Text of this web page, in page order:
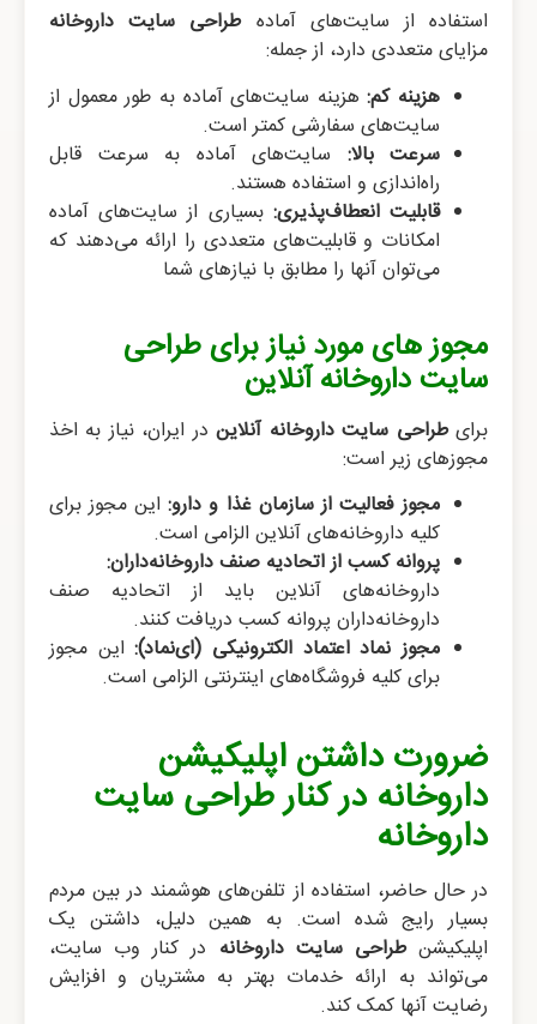
استفاده از سایت‌های آمادهطراحی سایت داروخانه
مزایای متعددی دارد، از جمله:
هزینه کم:هزینه سایت‌های آماده به طور معمول از
سایت‌های سفارشی کمتر است.
سرعت بالا: سایت‌های آماده به سرعت قابل
راه‌اندازی و استفاده هستند.
قابلیت انعطاف‌پذیری: بسیاری از سایت‌های آماده
امکانات و قابلیت‌های متعددی را ارائه می‌دهند که
می‌توان آنها را مطابق با نیازهای شما
مجوز های مورد نیاز برای طراحی
سایت داروخانه آنلاین
برایطراحی سایت داروخانه آنلایندر ایران، نیاز به اخذ
مجوزهای زیر است:
مجوز فعالیت از سازمان غذا و دارو:این مجوز برای
کلیه داروخانه‌های آنلاین الزامی است.
پروانه کسب از اتحادیه صنف داروخانه‌داران:
داروخانه‌های آنلاین باید از اتحادیه صنف
داروخانه‌داران پروانه کسب دریافت کنند.
مجوز نماد اعتماد الکترونیکی (ای‌نماد):این مجوز
برای کلیه فروشگاه‌های اینترنتی الزامی است.
ضرورت داشتن اپلیکیشن
داروخانه در کنار طراحی سایت
داروخانه
در حال حاضر، استفاده از تلفن‌های هوشمند در بین مردم
بسیار رایج شده است. به همین دلیل، داشتن یک
اپلیکیشنطراحی سایت داروخانه در کنار وب سایت،
می‌تواند به ارائه خدمات بهتر به مشتریان و افزایش
رضایت آنها کمک کند.